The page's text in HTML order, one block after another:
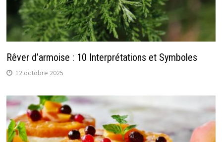
Rêver d’armoise : 10 Interprétations et Symboles
12 octobre 2025